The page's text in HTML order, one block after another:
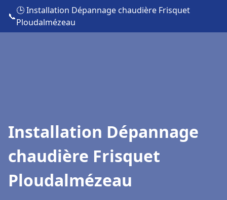
📞
🕒 Installation Dépannage chaudière Frisquet
Ploudalmézeau
Installation Dépannage
chaudière Frisquet
Ploudalmézeau